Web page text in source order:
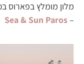
–
Sea & Sun Paros